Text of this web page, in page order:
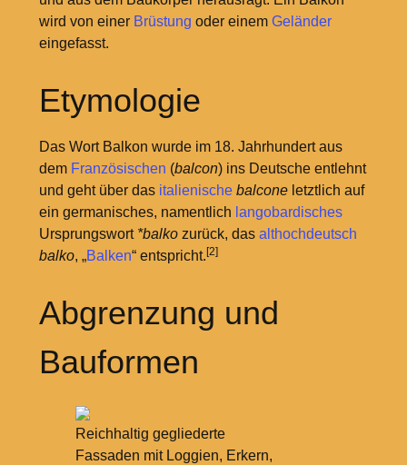
wird von einer Brüstung oder einem Geländer
eingefasst.
Etymologie
Das Wort Balkon wurde im 18. Jahrhundert aus
dem Französischen (balcon) ins Deutsche entlehnt
und geht über das italienische balconeletztlich auf
ein germanisches, namentlich langobardisches
Ursprungswort *balkozurück, das althochdeutsch
balko, „Balken“ entspricht. [2]
Abgrenzung und
Bauformen
Reichhaltig gegliederte
Fassaden mit Loggien, Erkern,